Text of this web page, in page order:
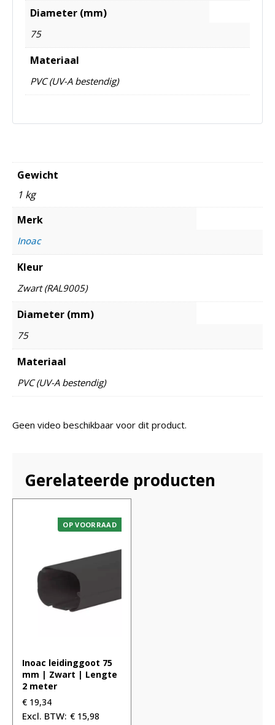
Diameter (mm)
75
Materiaal
PVC (UV-A bestendig)
Gewicht
1 kg
Merk
Inoac
Kleur
Zwart (RAL9005)
Diameter (mm)
75
Materiaal
PVC (UV-A bestendig)
Geen video beschikbaar voor dit product.
Gerelateerde producten
OP VOORRAAD
Inoac leidinggoot 75
mm | Zwart | Lengte
2 meter
€ 19,34
€ 15,98